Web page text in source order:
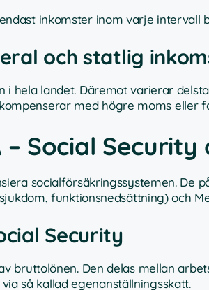
inkomster inom varje intervall
och statlig
i hela landet. Däremot varierar
med högre moms eller
Social Security
socialförsäkringssystemen. De
funktionsnedsättning) och
Security
bruttolönen. Den delas mellan
så kallad egenanställningsskatt.